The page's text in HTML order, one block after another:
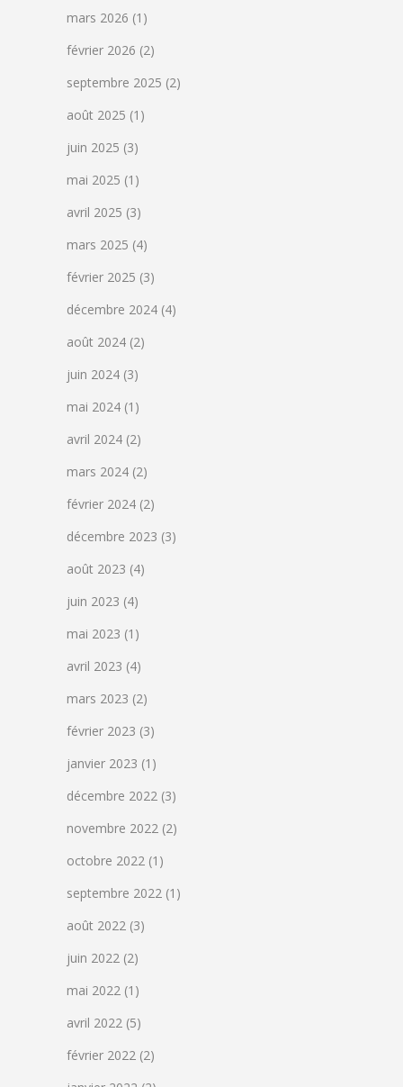
mars 2026 (1)
février 2026 (2)
septembre 2025 (2)
août 2025 (1)
juin 2025 (3)
mai 2025 (1)
avril 2025 (3)
mars 2025 (4)
février 2025 (3)
décembre 2024 (4)
août 2024 (2)
juin 2024 (3)
mai 2024 (1)
avril 2024 (2)
mars 2024 (2)
février 2024 (2)
décembre 2023 (3)
août 2023 (4)
juin 2023 (4)
mai 2023 (1)
avril 2023 (4)
mars 2023 (2)
février 2023 (3)
janvier 2023 (1)
décembre 2022 (3)
novembre 2022 (2)
octobre 2022 (1)
septembre 2022 (1)
août 2022 (3)
juin 2022 (2)
mai 2022 (1)
avril 2022 (5)
février 2022 (2)